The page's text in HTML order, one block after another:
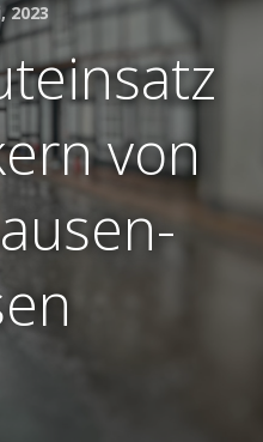
2023
von